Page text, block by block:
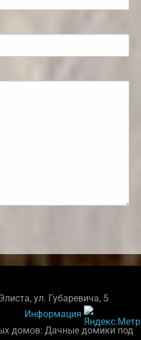
ул. Губаревича, 5
Информация
домов: Дачные домики под